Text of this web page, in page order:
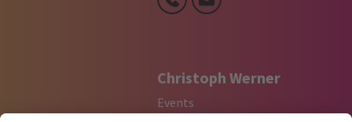
Christoph Werner
Events